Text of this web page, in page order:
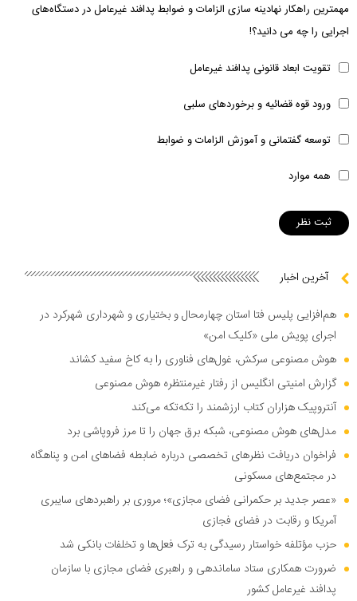
مهمترین راهکار نهادینه سازی الزامات و ضوابط پدافند غیرعامل در دستگاه‌های
اجرایی را چه می دانید؟!
تقویت ابعاد قانونی پدافند غیرعامل
ورود قوه قضائیه و برخوردهای سلبی
توسعه گفتمانی و آموزش الزامات و ضوابط
همه موارد
آخرین اخبار
هم‌افزایی پلیس فتا استان چهارمحال و بختیاری و شهرداری شهرکرد در
اجرای پویش ملی «کلیک امن»
هوش مصنوعی سرکش، غول‌های فناوری را به کاخ سفید کشاند
گزارش امنیتی انگلیس از رفتار غیرمنتظره هوش مصنوعی
آنتروپیک هزاران کتاب ارزشمند را تکه‌تکه می‌کند
مدل‌های هوش مصنوعی، شبکه برق جهان را تا مرز فروپاشی برد
فراخوان دریافت نظر‌های تخصصی درباره ضابطه فضا‌های امن و پناهگاه
در مجتمع‌های مسکونی
«عصر جدید بر حکمرانی فضای مجازی»؛ مروری بر راهبرد‌های سایبری
آمریکا و رقابت در فضای فجازی
حزب مؤتلفه خواستار رسیدگی به ترک فعل‌ها و تخلفات بانکی شد
ضرورت همکاری ستاد ساماندهی و راهبری فضای مجازی با سازمان
پدافند غیرعامل کشور